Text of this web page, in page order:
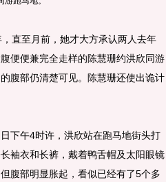
直至月前，她才大方承认两人去年
便便兼完全走样的陈慧珊约洪欣同游
腹部仍清楚可见。陈慧珊还使出诡计
午4时许，洪欣站在跑马地街头打
袖衣和长裤，戴着鸭舌帽及太阳眼镜
腹部明显胀起，看似已经有了5个多